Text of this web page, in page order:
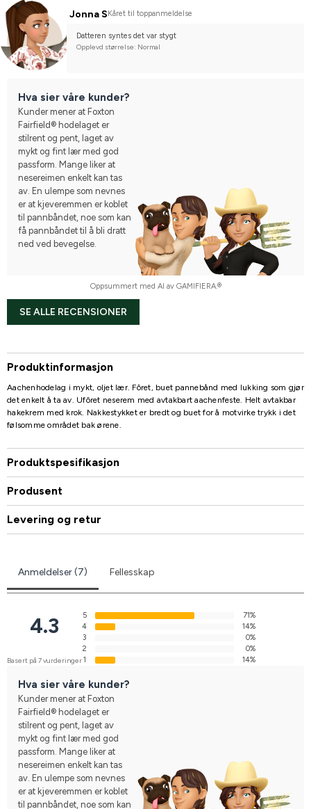
Jonna S Kåret til toppanmeldelse
Datteren syntes det var stygt
Opplevd størrelse: Normal
Hva sier våre kunder?
Kunder mener at Foxton
Fairfield® hodelaget er
stilrent og pent, laget av
mykt og fint lær med god
passform. Mange liker at
nesereimen enkelt kan tas
av. En ulempe som nevnes
er at kjeveremmen er koblet
til pannbåndet, noe som kan
få pannbåndet til å bli dratt
ned ved bevegelse.
Oppsummert med AI av GAMIFIERA.®
SE ALLE RECENSIONER
Produktinformasjon
Aachenhodelag i mykt, oljet lær. Fôret, buet pannebånd med lukking som gjør
det enkelt å ta av. Ufôret neserem med avtakbart aachenfeste. Helt avtakbar
hakekrem med krok. Nakkestykket er bredt og buet for å motvirke trykk i det
følsomme området bak ørene.
Produktspesifikasjon
Produsent
Levering og retur
Anmeldelser (7) Fellesskap
4.3
Basert på 7 vurderinger
5
71%
4
14%
3
0%
2
0%
1
14%
Hva sier våre kunder?
Kunder mener at Foxton
Fairfield® hodelaget er
stilrent og pent, laget av
mykt og fint lær med god
passform. Mange liker at
nesereimen enkelt kan tas
av. En ulempe som nevnes
er at kjeveremmen er koblet
til pannbåndet, noe som kan